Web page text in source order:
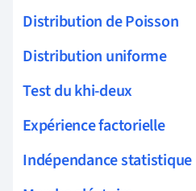
Distribution de Poisson
Distribution uniforme
Test du khi-deux
Expérience factorielle
Indépendance statistique